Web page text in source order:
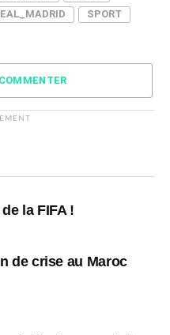
SPORT
la FIFA !
de crise au Maroc